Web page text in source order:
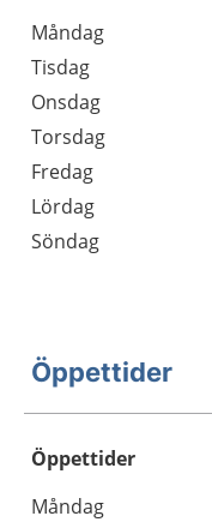
Måndag
Tisdag
Onsdag
Torsdag
Fredag
Lördag
Söndag
Öppettider
Öppettider
Dag
Öppettider
Kommentarer
Måndag